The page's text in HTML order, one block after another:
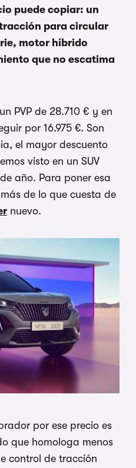
puede copiar: un
para circular
motor híbrido
que no escatima
PVP de 28.710 € y en
por 16.975 €. Son
el mayor descuento
visto en un SUV
año. Para poner esa
de lo que cuesta de
nuevo.
por ese precio es
que homologa menos
control de tracción